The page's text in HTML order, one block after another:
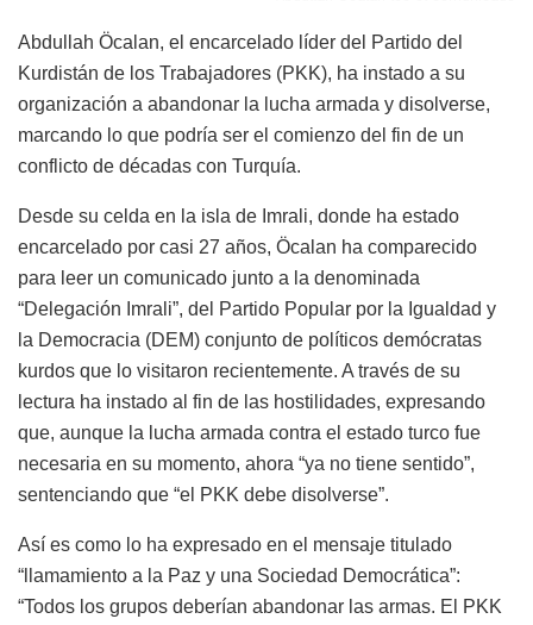
Abdullah Öcalan, el encarcelado líder del Partido del
Kurdistán de los Trabajadores (PKK), ha instado a su
organización a abandonar la lucha armada y disolverse,
marcando lo que podría ser el comienzo del fin de un
conflicto de décadas con Turquía.
Desde su celda en la isla de Imrali, donde ha estado
encarcelado por casi 27 años, Öcalan ha comparecido
para leer un comunicado junto a la denominada
“Delegación Imrali”, del Partido Popular por la Igualdad y
la Democracia (DEM) conjunto de políticos demócratas
kurdos que lo visitaron recientemente. A través de su
lectura ha instado al fin de las hostilidades, expresando
que, aunque la lucha armada contra el estado turco fue
necesaria en su momento, ahora “ya no tiene sentido”,
sentenciando que “el PKK debe disolverse”.
Así es como lo ha expresado en el mensaje titulado
“llamamiento a la Paz y una Sociedad Democrática”:
“Todos los grupos deberían abandonar las armas. El PKK